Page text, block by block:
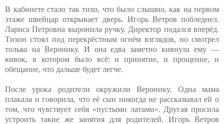
В кабинете стало так тихо, что было слышно, как на первом
этаже швейцар открывает дверь. Игорь Ветров побледнел.
Лариса Петровна выронила ручку. Директор подался вперёд.
Тихон стоял под перекрёстным огнём взглядов, но смотрел
только на Веронику. И она едва заметно кивнула ему —
кивок, в котором было всё: и принятие, и прощение, и
обещание, что дальше будет легче.
После урока родители окружили Веронику. Одна мама
плакала и говорила, что её сын никогда не рассказывал ей о
том, что чувствует себя «пустыми латами». Другая просила
устроить такие же занятия для родителей. Игорь Ветров